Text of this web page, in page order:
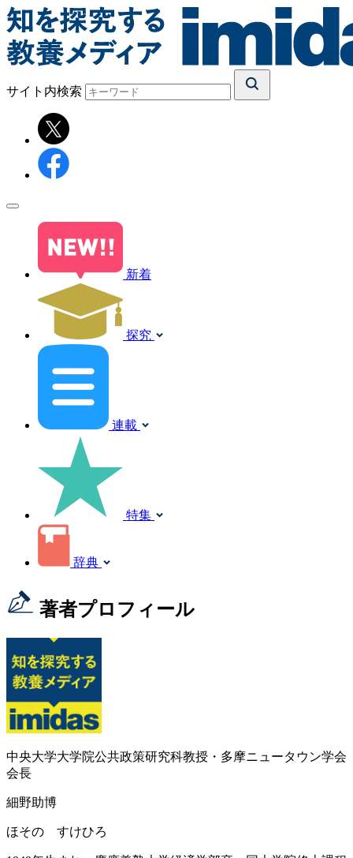
サイト内検索
新着
探究
連載
特集
辞典
著者プロフィール
中央大学大学院公共政策研究科教授・多摩ニュータウン学会
会長
細野助博
ほその すけひろ